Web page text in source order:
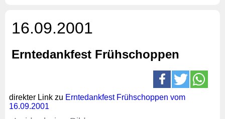
16.09.2001
Erntedankfest Frühschoppen
direkter Link zu Erntedankfest Frühschoppen vom
16.09.2001